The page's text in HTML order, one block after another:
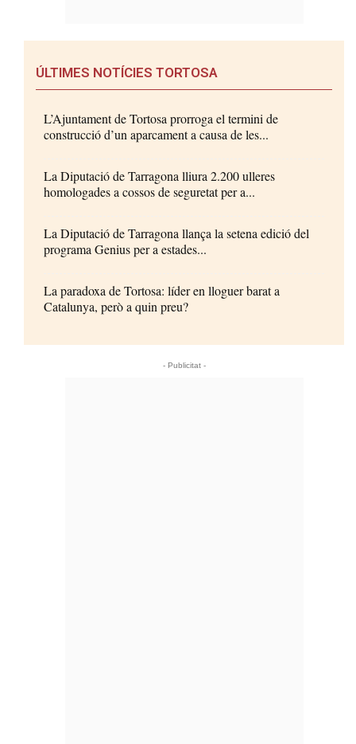
ÚLTIMES NOTÍCIES TORTOSA
L’Ajuntament de Tortosa prorroga el termini de
construcció d’un aparcament a causa de les...
La Diputació de Tarragona lliura 2.200 ulleres
homologades a cossos de seguretat per a...
La Diputació de Tarragona llança la setena edició del
programa Genius per a estades...
La paradoxa de Tortosa: líder en lloguer barat a
Catalunya, però a quin preu?
- Publicitat -